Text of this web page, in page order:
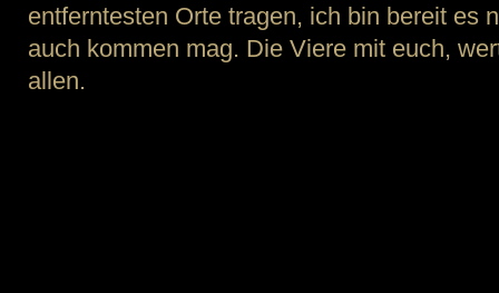
entferntesten Orte tragen, ich bin bereit es
auch kommen mag. Die Viere mit euch,
allen.